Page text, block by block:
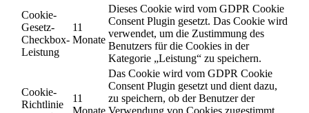
Cookie-
Gesetz-
Checkbox-
Leistung
11
Monate
Dieses Cookie wird vom GDPR Cookie
Consent Plugin gesetzt. Das Cookie wird
verwendet, um die Zustimmung des
Benutzers für die Cookies in der
Kategorie „Leistung“ zu speichern.
Cookie-
Richtlinie
11
Monate
Das Cookie wird vom GDPR Cookie
Consent Plugin gesetzt und dient dazu,
zu speichern, ob der Benutzer der
Verwendung von Cookies zugestimmt